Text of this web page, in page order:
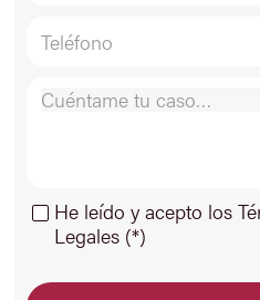
He leído y acepto los
Legales (*)